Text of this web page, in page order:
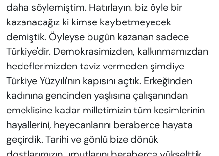
daha söylemiştim. Hatırlayın, biz öyle bir
kazanacağız ki kimse kaybetmeyecek
demiştik. Öyleyse bugün kazanan sadece
Türkiye'dir. Demokrasimizden, kalkınmamızdan
hedeflerimizden taviz vermeden şimdiye
Türkiye Yüzyılı'nın kapısını açtık. Erkeğinden
kadınına gencinden yaşlısına çalışanından
emeklisine kadar milletimizin tüm kesimlerinin
hayallerini, heyecanlarını beraberce hayata
geçirdik. Tarihi ve gönlü bize dönük